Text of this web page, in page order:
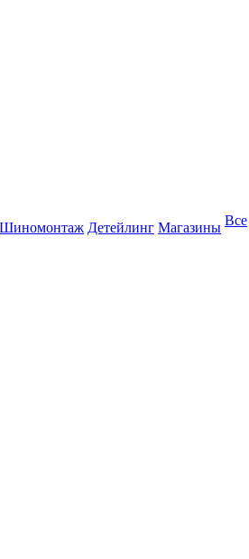
Шиномонтаж Детейлинг Магазины Все